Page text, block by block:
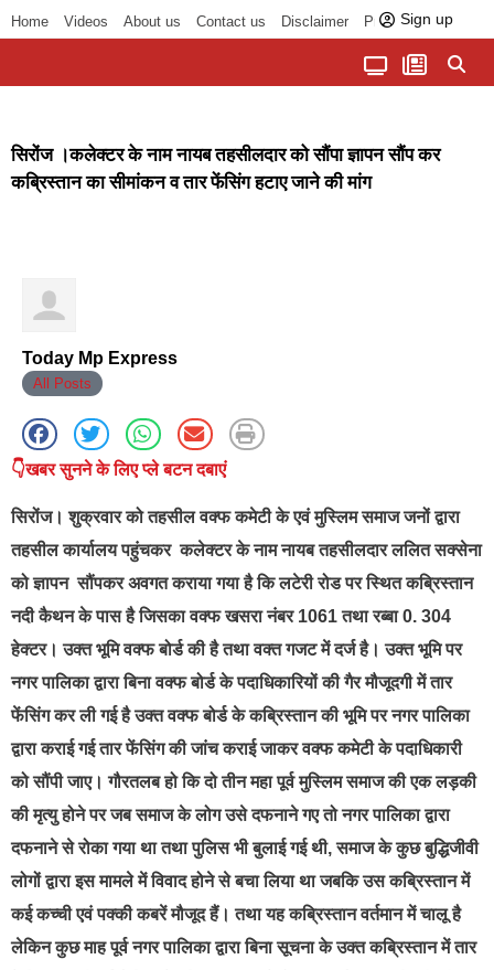
Home Videos About us Contact us Disclaimer Privacy Policy
Sign up
सिरोंज ।कलेक्टर के नाम नायब तहसीलदार को सौंपा ज्ञापन सौंप कर
कब्रिस्तान का सीमांकन व तार फेंसिंग हटाए जाने की मांग
Today Mp Express
All Posts
👇खबर सुनने के लिए प्ले बटन दबाएं
सिरोंज। शुक्रवार को तहसील वक्फ कमेटी के एवं मुस्लिम समाज जनों द्वारा
तहसील कार्यालय पहुंचकर कलेक्टर के नाम नायब तहसीलदार ललित सक्सेना
को ज्ञापन सौंपकर अवगत कराया गया है कि लटेरी रोड पर स्थित कब्रिस्तान
नदी कैथन के पास है जिसका वक्फ खसरा नंबर 1061 तथा रब्बा 0. 304
हेक्टर। उक्त भूमि वक्फ बोर्ड की है तथा वक्त गजट में दर्ज है। उक्त भूमि पर
नगर पालिका द्वारा बिना वक्फ बोर्ड के पदाधिकारियों की गैर मौजूदगी में तार
फेंसिंग कर ली गई है उक्त वक्फ बोर्ड के कब्रिस्तान की भूमि पर नगर पालिका
द्वारा कराई गई तार फेंसिंग की जांच कराई जाकर वक्फ कमेटी के पदाधिकारी
को सौंपी जाए। गौरतलब हो कि दो तीन महा पूर्व मुस्लिम समाज की एक लड़की
की मृत्यु होने पर जब समाज के लोग उसे दफनाने गए तो नगर पालिका द्वारा
दफनाने से रोका गया था तथा पुलिस भी बुलाई गई थी, समाज के कुछ बुद्धिजीवी
लोगों द्वारा इस मामले में विवाद होने से बचा लिया था जबकि उस कब्रिस्तान में
कई कच्ची एवं पक्की कबरें मौजूद हैं। तथा यह कब्रिस्तान वर्तमान में चालू है
लेकिन कुछ माह पूर्व नगर पालिका द्वारा बिना सूचना के उक्त कब्रिस्तान में तार